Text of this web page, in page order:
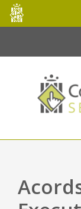
Salta al contingut
Consell
de
Mallorca